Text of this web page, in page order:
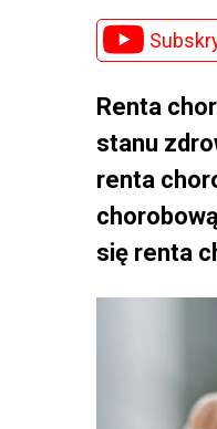
Renta
stanu
renta
się renta